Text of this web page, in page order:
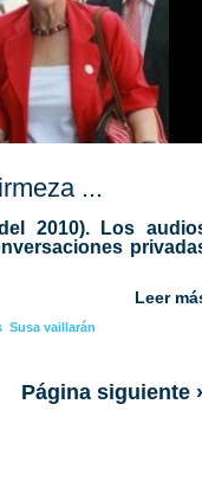
...
2010).Los
Leer
Susa vaillarán
Página siguiente